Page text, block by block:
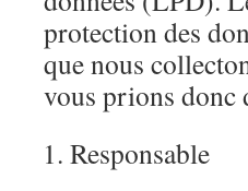
protection des
que nous
vous prions donc
Responsable